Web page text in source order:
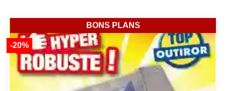
-20%
BONS PLANS